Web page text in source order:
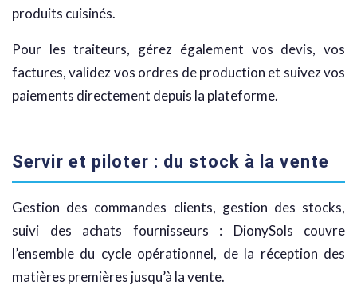
produits cuisinés.
Pour les traiteurs, gérez également vos devis, vos
factures, validez vos ordres de production et suivez vos
paiements directement depuis la plateforme.
Servir et piloter : du stock à la vente
Gestion des commandes clients, gestion des stocks,
suivi des achats fournisseurs : DionySols couvre
l’ensemble du cycle opérationnel, de la réception des
matières premières jusqu’à la vente.